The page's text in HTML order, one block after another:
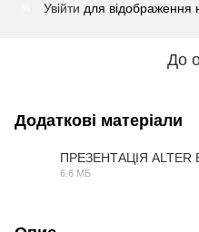
Увійти для відображення
До
Додаткові матеріали
ПРЕЗЕНТАЦІЯ ALTER
6.6 МБ